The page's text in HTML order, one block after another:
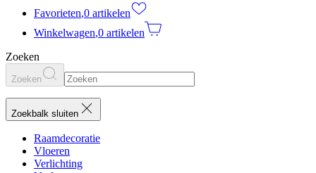
Favorieten,0 artikelen
Winkelwagen,0 artikelen
Zoeken
Zoeken
Zoekbalk sluiten
Raamdecoratie
Vloeren
Verlichting